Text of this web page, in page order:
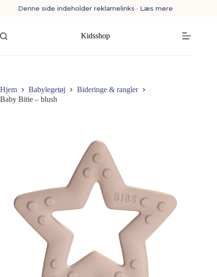
Denne side indeholder reklamelinks · Læs mere
Kidsshop
Hjem Babylegetøj
Bideringe & rangler
Baby Bitie – blush